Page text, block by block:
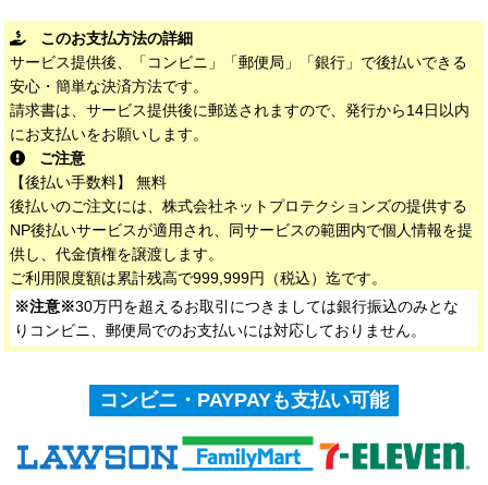
このお支払方法の詳細
サービス提供後、「コンビニ」「郵便局」「銀行」で後払いできる
安心・簡単な決済方法です。
請求書は、サービス提供後に郵送されますので、発行から14日以内
にお支払いをお願いします。
ご注意
【後払い手数料】 無料
後払いのご注文には、株式会社ネットプロテクションズの提供する
NP後払いサービスが適用され、同サービスの範囲内で個人情報を提
供し、代金債権を譲渡します。
ご利用限度額は累計残高で999,999円（税込）迄です。
※注意※30万円を超えるお取引につきましては銀行振込のみとな
りコンビニ、郵便局でのお支払いには対応しておりません。
コンビニ・PAYPAYも支払い可能